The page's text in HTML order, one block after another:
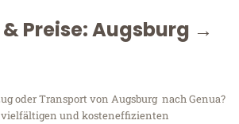
Preise: Augsburg →
oder Transport von Augsburg nach Genua?
vielfältigen und kosteneffizienten